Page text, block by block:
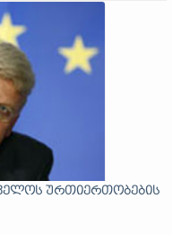
ურთიერთობების